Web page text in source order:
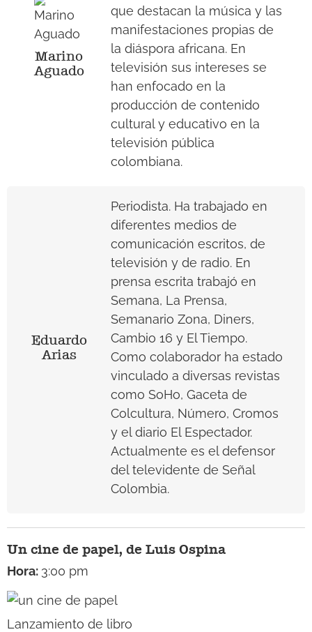
Marino
Aguado
que destacan la música y las
manifestaciones propias de
la diáspora africana. En
televisión sus intereses se
han enfocado en la
producción de contenido
cultural y educativo en la
televisión pública
colombiana.
Eduardo
Arias
Periodista. Ha trabajado en
diferentes medios de
comunicación escritos, de
televisión y de radio. En
prensa escrita trabajó en
Semana, La Prensa,
Semanario Zona, Diners,
Cambio 16 y El Tiempo.
Como colaborador ha estado
vinculado a diversas revistas
como SoHo, Gaceta de
Colcultura, Número, Cromos
y el diario El Espectador.
Actualmente es el defensor
del televidente de Señal
Colombia.
Un cine de papel, de Luis Ospina
Hora: 3:00 pm
Lanzamiento de libro